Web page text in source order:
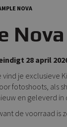
NOVA
Nova
28 april
vind je exclusieve
fotoshoots, als
en geleverd
de voorraad